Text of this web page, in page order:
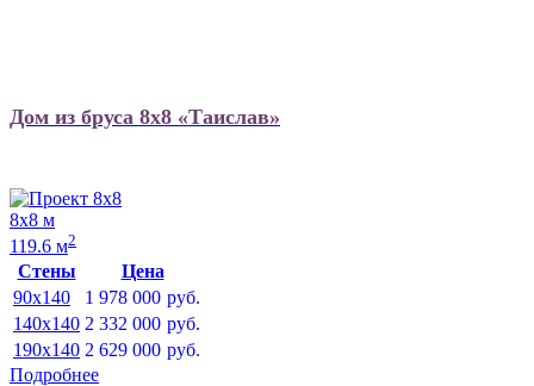
Дом из бруса 8х8 «Таислав»
8х8 м
119.6 м2
Стены
Цена
90x140
1 978 000 руб.
140x140 2 332 000 руб.
190x140 2 629 000 руб.
Подробнее